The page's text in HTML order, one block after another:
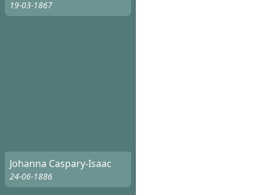
19-03-1867
Johanna Caspary-Isaac
24-06-1886